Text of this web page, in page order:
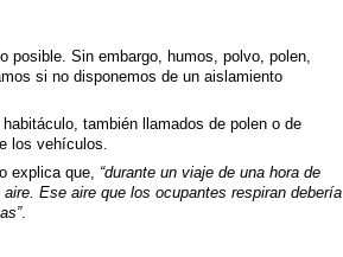
posible. Sin embargo, humos, polvo, polen,
si no disponemos de un aislamiento
también llamados de polen o de
los vehículos.
explica que, “durante un viaje de una hora de
Ese aire que los ocupantes respiran debería
.